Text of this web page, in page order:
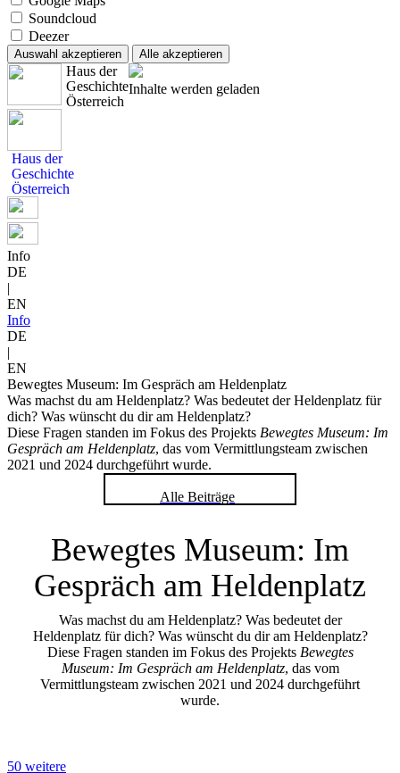
Soundcloud
Deezer
Auswahl akzeptieren Alle akzeptieren
Haus der
Geschichte
Österreich
Inhalte werden geladen
Haus der
Geschichte
Österreich
Info
DE
|
EN
Info
DE
|
EN
Bewegtes Museum: Im Gespräch am Heldenplatz
Was machst du am Heldenplatz? Was bedeutet der Heldenplatz für
dich? Was wünscht du dir am Heldenplatz?
Diese Fragen standen im Fokus des Projekts Bewegtes Museum: Im
Gespräch am Heldenplatz, das vom Vermittlungsteam zwischen
2021 und 2024 durchgeführt wurde.
Alle Beiträge
Bewegtes Museum: Im
Gespräch am Heldenplatz
Was machst du am Heldenplatz? Was bedeutet der
Heldenplatz für dich? Was wünscht du dir am Heldenplatz?
Diese Fragen standen im Fokus des Projekts Bewegtes
Museum: Im Gespräch am Heldenplatz, das vom
Vermittlungsteam zwischen 2021 und 2024 durchgeführt
wurde.
50 weitere